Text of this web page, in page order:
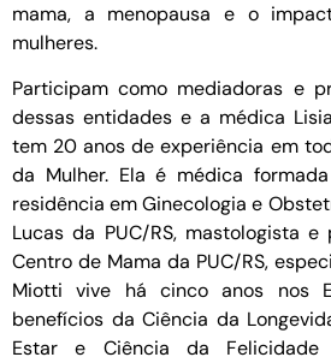
mama, a menopausa e o
mulheres.
Participam como mediadoras e
dessas entidades e a médica
tem 20 anos de experiência em
da Mulher. Ela é médica
residência em Ginecologia e
Lucas da PUC/RS, mastologista
Centro de Mama da PUC/RS,
Miotti vive há cinco anos nos
benefícios da Ciência da
Estar e Ciência da Felicidade